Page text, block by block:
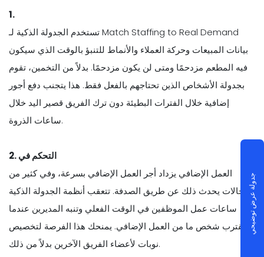
1.
تستخدم الجدولة الذكية لـ Match Staffing to Real Demand
بيانات المبيعات وحركة العملاء والأنماط للتنبؤ بالوقت الذي سيكون
فيه المطعم مزدحمًا ومتى لن يكون مزدحمًا. بدلاً من التخمين، تقوم
بجدولة الأشخاص الذين تحتاجهم بالفعل فقط. هذا يتجنب دفع أجور
إضافية خلال الفترات البطيئة دون ترك الفريق قصير اليد خلال
ساعات الذروة.
2. التحكم في
العمل الإضافي يزداد أجر العمل الإضافي بسرعة، وفي كثير من
الحالات يحدث ذلك عن طريق الصدفة. تتعقب أنظمة الجدولة الذكية
ساعات عمل الموظفين في الوقت الفعلي وتنبه المديرين عندما
يقترب شخص ما من العمل الإضافي. يمنحك هذا الفرصة لتخصيص
نوبات لأعضاء الفريق الآخرين بدلاً من ذلك.
جدولة عرض توضيحي